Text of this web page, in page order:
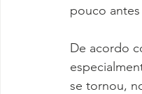
pouco
De acordo
se tornou,